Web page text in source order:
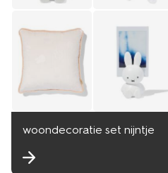
woondecoratie set nijntje